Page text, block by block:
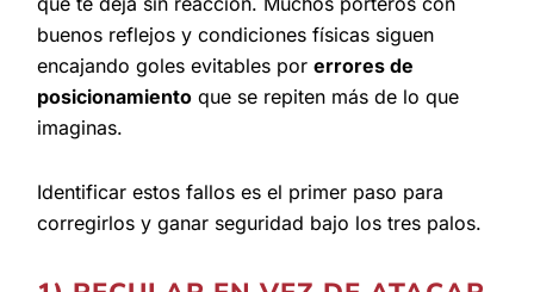
buenos reflejos y condiciones físicas siguen
encajando goles evitables porerrores de
posicionamiento que se repiten más de lo que
imaginas.
Identificar estos fallos es el primer paso para
corregirlos y ganar seguridad bajo los tres palos.